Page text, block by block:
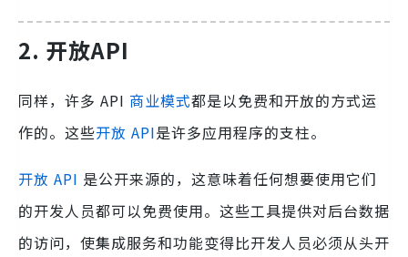
2. 开放API
同样，许多 API 商业模式都是以免费和开放的方式运
作的。这些开放 API是许多应用程序的支柱。
开放 API 是公开来源的，这意味着任何想要使用它们
的开发人员都可以免费使用。这些工具提供对后台数据
的访问，使集成服务和功能变得比开发人员必须从头开